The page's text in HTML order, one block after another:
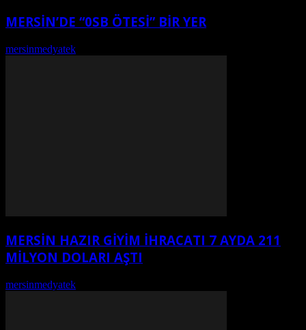
MERSİN’DE “0SB ÖTESİ” BİR YER
mersinmedyatek
MERSİN HAZIR GİYİM İHRACATI 7 AYDA 211
MİLYON DOLARI AŞTI
mersinmedyatek